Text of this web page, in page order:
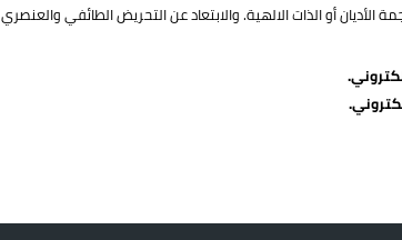
أو الذات الالهية. والابتعاد عن التحريض الطائفي والعنصري